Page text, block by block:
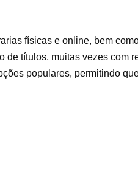
físicas e online, bem
de títulos, muitas vezes com
populares, permitindo